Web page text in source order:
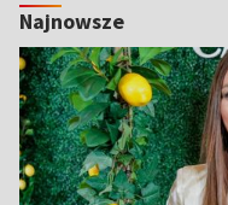
Najnowsze